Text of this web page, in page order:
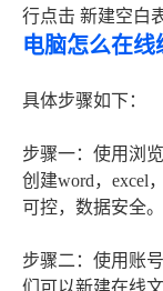
行点击 新建空白
电脑怎么在线
具体步骤如下：
步骤一：使用浏
创建word，excel
可控，数据安全。
步骤二：使用账
们可以新建在线